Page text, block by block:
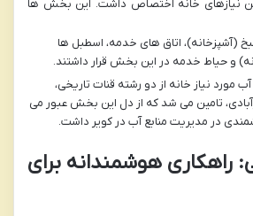
نیازهای خانه اختصاص داشت. این بخش ها
(آشپزخانه)، اتاق های خدمه، اسطبل ها
و حیاط خدمه در این بخش قرار داشتند.
آب مورد نیاز خانه از دو رشته قنات تاریخی،
تامین می شد که از دل این بخش عبور می
در مدیریت منابع آب در کویر داشت.
راهکاری هوشمندانه برای